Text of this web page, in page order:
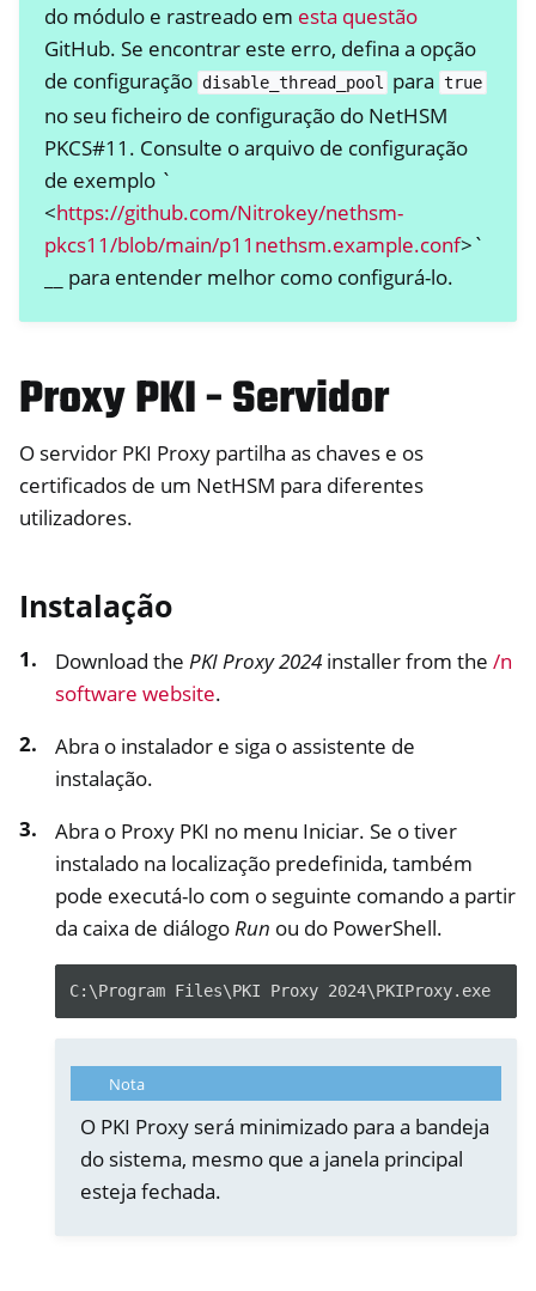
do módulo e rastreado em esta questão
GitHub. Se encontrar este erro, defina a opção
de configuração disable_thread_pool para true
no seu ficheiro de configuração do NetHSM
PKCS#11. Consulte o arquivo de configuração
de exemplo `
<https://github.com/Nitrokey/nethsm-
pkcs11/blob/main/p11nethsm.example.conf>`
__ para entender melhor como configurá-lo.
Proxy PKI - Servidor
O servidor PKI Proxy partilha as chaves e os
certificados de um NetHSM para diferentes
utilizadores.
Instalação
Download the PKI Proxy 2024 installer from the /n
software website.
Abra o instalador e siga o assistente de
instalação.
Abra o Proxy PKI no menu Iniciar. Se o tiver
instalado na localização predefinida, também
pode executá-lo com o seguinte comando a partir
da caixa de diálogoRun ou do PowerShell.
C:\Program Files\PKI Proxy 2024\PKIProxy.exe
Nota
O PKI Proxy será minimizado para a bandeja
do sistema, mesmo que a janela principal
esteja fechada.